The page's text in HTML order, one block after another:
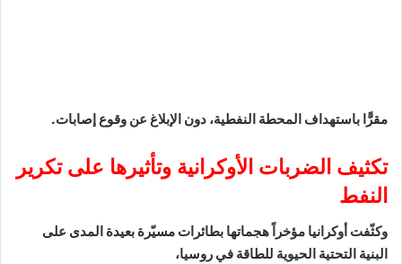
مقرًّا باستهداف المحطة النفطية، دون الإبلاغ عن وقوع إصابات.
تكثيف الضربات الأوكرانية وتأثيرها على تكرير
النفط
وكثّفت أوكرانيا مؤخراً هجماتها بطائرات مسيّرة بعيدة المدى على
البنية التحتية الحيوية للطاقة في روسيا،